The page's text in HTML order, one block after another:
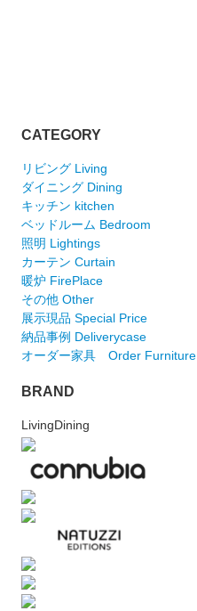
CATEGORY
リビング Living
ダイニング Dining
キッチン kitchen
ベッドルーム Bedroom
照明 Lightings
カーテン Curtain
暖炉 FirePlace
その他 Other
展示現品 Special Price
納品事例 Deliverycase
オーダー家具 Order Furniture
BRAND
LivingDining